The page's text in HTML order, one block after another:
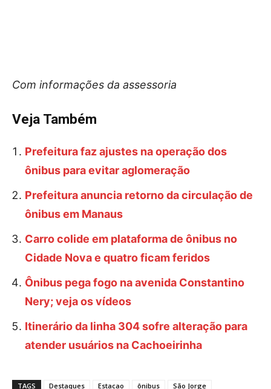
Com informações da assessoria
Veja Também
Prefeitura faz ajustes na operação dos
ônibus para evitar aglomeração
Prefeitura anuncia retorno da circulação de
ônibus em Manaus
Carro colide em plataforma de ônibus no
Cidade Nova e quatro ficam feridos
Ônibus pega fogo na avenida Constantino
Nery; veja os vídeos
Itinerário da linha 304 sofre alteração para
atender usuários na Cachoeirinha
TAGS Destaques Estacao ônibus São Jorge